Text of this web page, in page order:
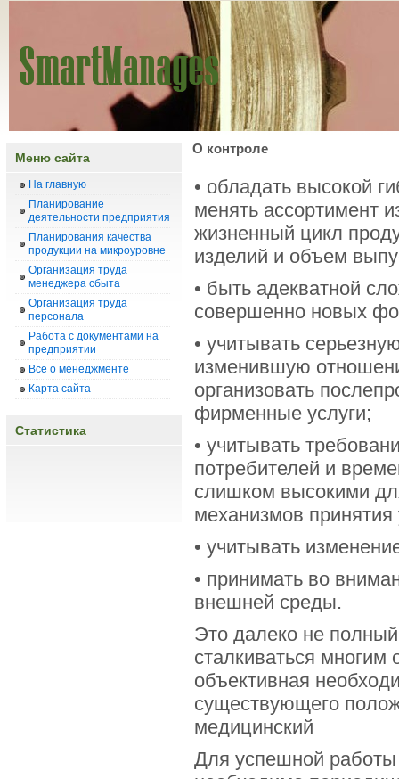
Меню сайта
На главную
Планирование
деятельности предприятия
Планирования качества
продукции на микроуровне
Организация труда
менеджера сбыта
Организация труда
персонала
Работа с документами на
предприятии
Все о менеджменте
Карта сайта
Статистика
О контроле
• обладать высокой
менять ассортимент
жизненный цикл
изделий и объем
• быть адекватной
совершенно новых
• учитывать
изменившую
организовать
фирменные услуги;
• учитывать
потребителей и
слишком высокими
механизмов
• учитывать
• принимать во
внешней среды.
Это далеко не
сталкиваться многим
объективная
существующего
медицинский
Для успешной работы